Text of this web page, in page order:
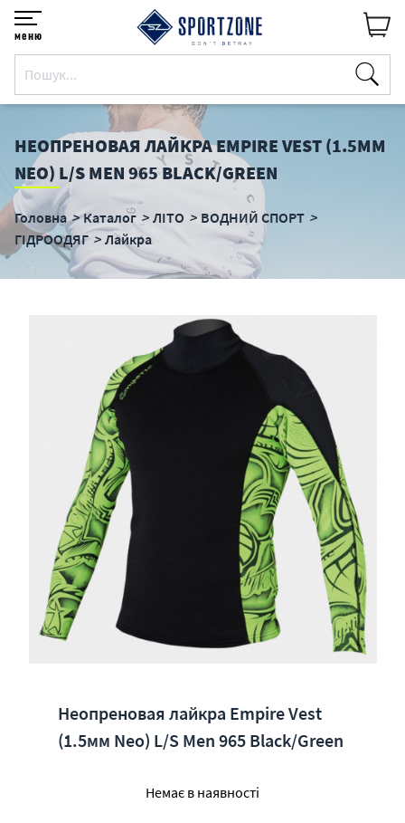
меню
НЕОПРЕНОВАЯ ЛАЙКРА EMPIRE VEST (1.5ММ
NEO) L/S MEN 965 BLACK/GREEN
Головна Каталог ЛІТО
ВОДНИЙ СПОРТ
ГІДРООДЯГ
Лайкра
Неопреновая лайкра Empire Vest
(1.5мм Neo) L/S Men 965 Black/Green
Немає в наявності